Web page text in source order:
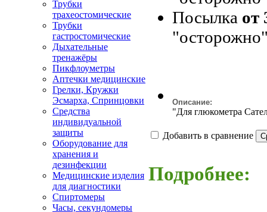
Трубки
трахеостомические
Трубки
гастростомические
Дыхательные
тренажёры
Пикфлоуметры
Аптечки медицинские
Грелки, Кружки
Эсмарха, Спринцовки
Средства
индивидуальной
защиты
Оборудование для
хранения и
дезинфекции
Медицинские изделия
для диагностики
Спиртомеры
Часы, секундомеры
Посылка от
Описание:
"Для глюкометра
Добавить в сравнение
Подробнее: